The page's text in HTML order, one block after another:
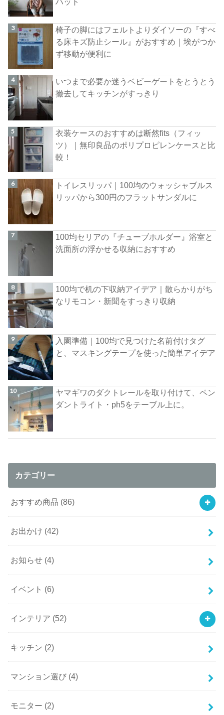
椅子の脚にはフェルトよりダイソーの『すべ
る床キズ防止シール』がおすすめ｜埃がつか
ず移動が便利に
いつまで必要か迷うベビーゲートをとうとう
撤去してキッチンがすっきり
衣装ケースのおすすめは断然fits（フィッ
ツ）｜無印良品のポリプロピレンケースと比
較！
トイレスリッパ｜100均のウォッシャブルス
リッパから300円のフラットサンダルに
100均セリアの『チューブホルダー』浴室と
洗面所の浮かせる収納におすすめ
100均で机の下収納アイデア｜散らかりがち
なリモコン・新聞をすっきり収納
入園準備｜100均で見つけた名前付けタグ
と、マスキングテープを使った簡単アイデア
ヤマギワのダクトレールを取り付けて、ペン
ダントライト・ph5をテーブル上に。
カテゴリー
おすすめ商品 (86)
お出かけ (42)
お知らせ (4)
イベント (6)
インテリア (52)
キッチン (2)
マンション選び (4)
モニター (2)